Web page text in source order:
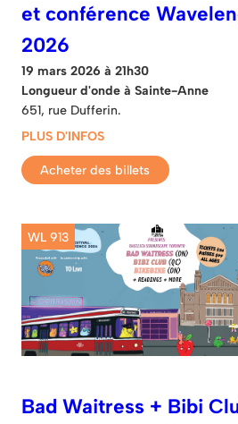
et conférence
2026
19 mars 2026 à 21h30
Longueur d'onde à Sainte-Anne
651, rue Dufferin.
PLUS D'INFOS
Acheter des billets
WL 913
Bad Waitress + Bibi